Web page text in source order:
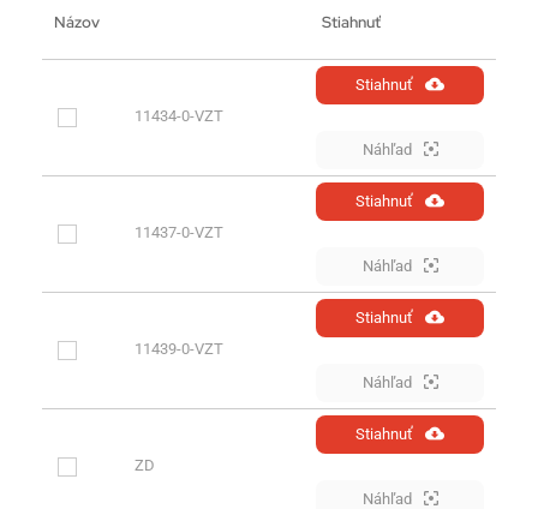
Názov Stiahnuť
11434-0-VZT
Stiahnuť
Náhľad
11437-0-VZT
Stiahnuť
Náhľad
11439-0-VZT
Stiahnuť
Náhľad
ZD
Stiahnuť
Náhľad